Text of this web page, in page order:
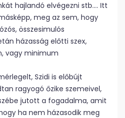
hajlandó elvégezni stb…. Itt
meg az sem, hogy
összesimulós
házasság előtti szex,
vagy minimum
Szidi is előbújt
ragyogó őzike szemeivel,
jutott a fogadalma, amit
ha nem házasodik meg